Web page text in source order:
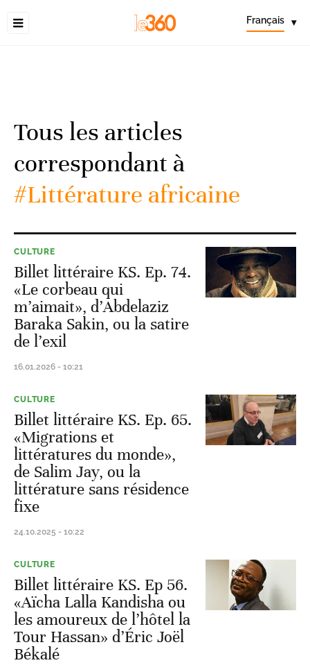
Français ▾
Tous les articles
correspondant à
#Littérature africaine
CULTURE
Billet littéraire KS. Ep. 74.
«Le corbeau qui
m’aimait», d’Abdelaziz
Baraka Sakin, ou la satire
de l’exil
16.01.2026 - 10:21
CULTURE
Billet littéraire KS. Ep. 65.
«Migrations et
littératures du monde»,
de Salim Jay, ou la
littérature sans résidence
fixe
24.10.2025 - 10:22
CULTURE
Billet littéraire KS. Ep 56.
«Aïcha Lalla Kandisha ou
les amoureux de l’hôtel la
Tour Hassan» d’Éric Joël
Békalé